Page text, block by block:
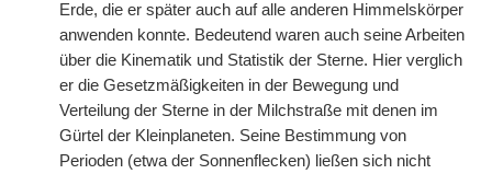
Erde, die er später auch auf alle anderen Himmelskörper
anwenden konnte. Bedeutend waren auch seine Arbeiten
über die Kinematik und Statistik der Sterne. Hier verglich
er die Gesetzmäßigkeiten in der Bewegung und
Verteilung der Sterne in der Milchstraße mit denen im
Gürtel der Kleinplaneten. Seine Bestimmung von
Perioden (etwa der Sonnenflecken) ließen sich nicht